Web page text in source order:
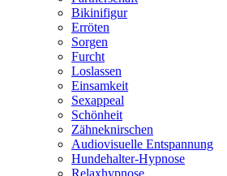
Bikinifigur
Erröten
Sorgen
Furcht
Loslassen
Einsamkeit
Sexappeal
Schönheit
Zähneknirschen
Audiovisuelle Entspannung
Hundehalter-Hypnose
Relaxhypnose